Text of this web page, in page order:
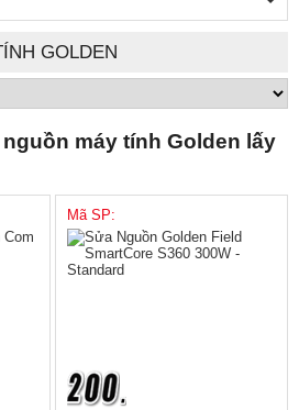
GOLDEN
máy tính Golden lấy
Mã SP: